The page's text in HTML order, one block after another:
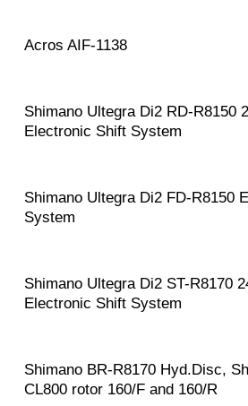
Acros AIF-1138
Shimano Ultegra Di2 RD-R8150
Electronic Shift System
Shimano Ultegra Di2 FD-R8150
System
Shimano Ultegra Di2 ST-R8170
Electronic Shift System
Shimano BR-R8170 Hyd.Disc,
CL800 rotor 160/F and 160/R